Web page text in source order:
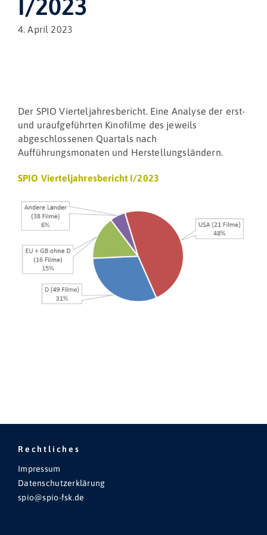
I/2023
4. April 2023
Der SPIO Vierteljahresbericht. Eine Analyse der erst-
und uraufgeführten Kinofilme des jeweils
abgeschlossenen Quartals nach
Aufführungsmonaten und Herstellungsländern.
SPIO Vierteljahresbericht I/2023
Rechtliches
Impressum
Datenschutzerklärung
spio@spio-fsk.de